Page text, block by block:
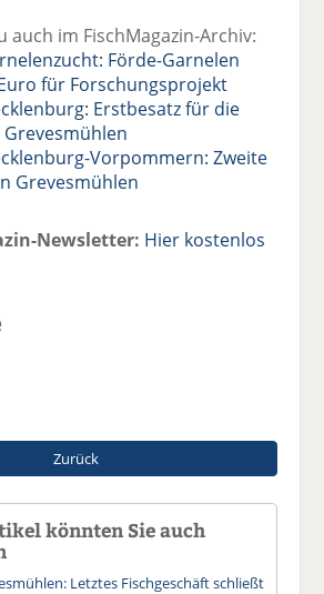
auch im FischMagazin-Archiv:
Förde-Garnelen
für Forschungsprojekt
Erstbesatz für die
Vorpommern: Zweite
Grevesmühlen
Newsletter: Hier kostenlos
Zurück
könnten Sie auch
Letztes Fischgeschäft schließt